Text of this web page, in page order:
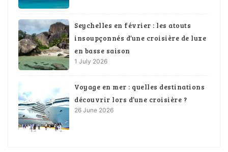
Seychelles en février : les atouts
insoupçonnés d’une croisière de luxe
en basse saison
1 July 2026
Voyage en mer : quelles destinations
découvrir lors d’une croisière ?
26 June 2026